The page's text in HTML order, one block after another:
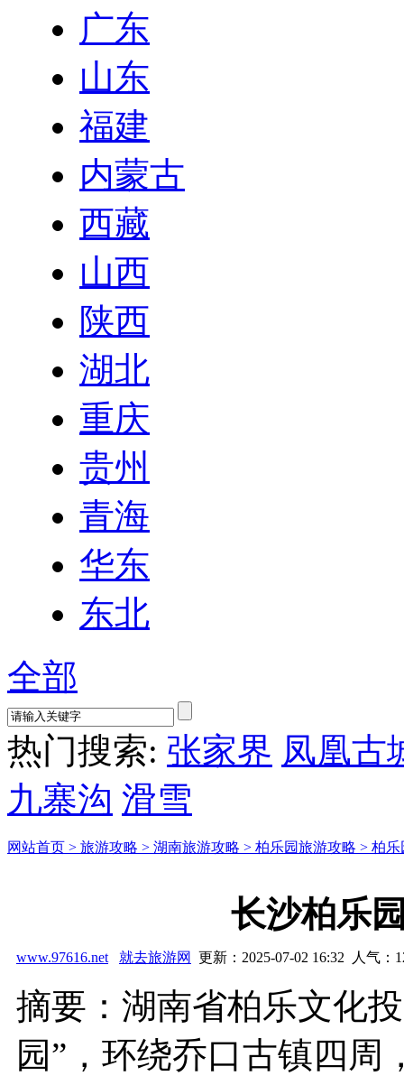
广东
山东
福建
内蒙古
西藏
山西
陕西
湖北
重庆
贵州
青海
华东
东北
全部
热门搜索: 张家界 凤凰古
九寨沟 滑雪
网站首页 > 旅游攻略 > 湖南旅游攻略 > 柏乐园旅游攻略 > 柏乐
长沙柏乐
www.97616.net 就去旅游网 更新：2025-07-02 16:32 人气：
摘要：湖南省柏乐文化
园”，环绕乔口古镇四周